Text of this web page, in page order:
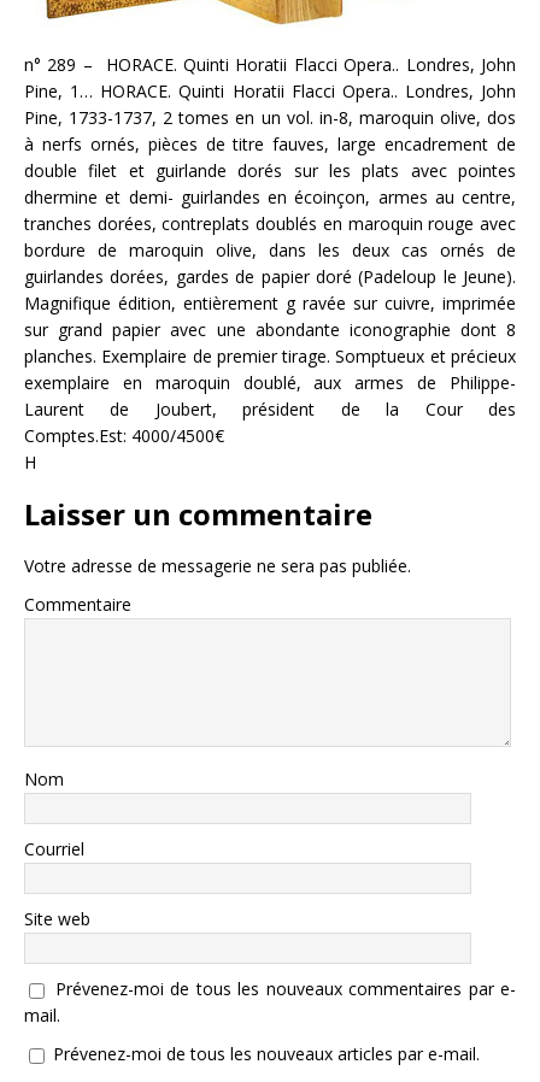
n° 289 – HORACE. Quinti Horatii Flacci Opera.. Londres, John
Pine, 1… HORACE. Quinti Horatii Flacci Opera.. Londres, John
Pine, 1733-1737, 2 tomes en un vol. in-8, maroquin olive, dos
à nerfs ornés, pièces de titre fauves, large encadrement de
double filet et guirlande dorés sur les plats avec pointes
dhermine et demi- guirlandes en écoinçon, armes au centre,
tranches dorées, contreplats doublés en maroquin rouge avec
bordure de maroquin olive, dans les deux cas ornés de
guirlandes dorées, gardes de papier doré (Padeloup le Jeune).
Magnifique édition, entièrement g ravée sur cuivre, imprimée
sur grand papier avec une abondante iconographie dont 8
planches. Exemplaire de premier tirage. Somptueux et précieux
exemplaire en maroquin doublé, aux armes de Philippe-
Laurent de Joubert, président de la Cour des
Comptes.Est: 4000/4500€
H
Laisser un commentaire
Votre adresse de messagerie ne sera pas publiée.
Commentaire
Nom
Courriel
Site web
Prévenez-moi de tous les nouveaux commentaires par e-
mail.
Prévenez-moi de tous les nouveaux articles par e-mail.